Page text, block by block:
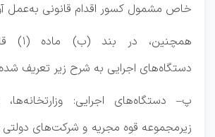
خاص مشمول کسور اقدام قانونی به‌عمل
دستگاه‌های اجرایی به شرح زیر تعریف
پ– ‌دستگاه‌های اجرایی: